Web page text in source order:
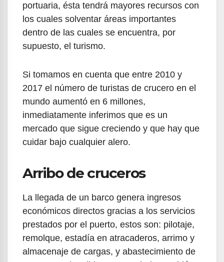
portuaria, ésta tendrá mayores recursos con
los cuales solventar áreas importantes
dentro de las cuales se encuentra, por
supuesto, el turismo.
Si tomamos en cuenta que entre 2010 y
2017 el número de turistas de crucero en el
mundo aumentó en 6 millones,
inmediatamente inferimos que es un
mercado que sigue creciendo y que hay que
cuidar bajo cualquier alero.
Arribo de cruceros
La llegada de un barco genera ingresos
económicos directos gracias a los servicios
prestados por el puerto, estos son: pilotaje,
remolque, estadía en atracaderos, arrimo y
almacenaje de cargas, y abastecimiento de